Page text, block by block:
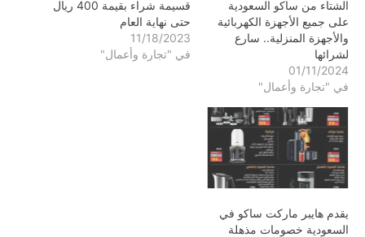
الشتاء من ساكو السعودية
على جميع الأجهزة الكهربائية
والأجهزة المنزلية.. سارع
لشرائها
01/11/2024
في "تجارة وأعمال"
قسيمة شراء بقيمة 400 ريال
حتى نهاية العام
11/18/2023
في "تجارة وأعمال"
يقدم هايبر ماركت ساكو في
السعودية خصومات مذهلة